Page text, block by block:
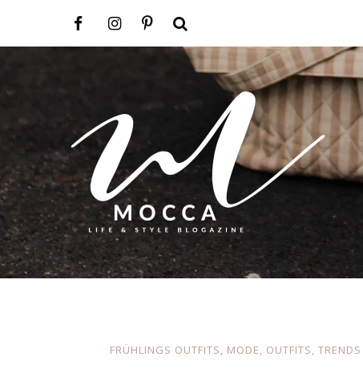
FRÜHLINGS OUTFITS MODE OUTFITS TRENDS